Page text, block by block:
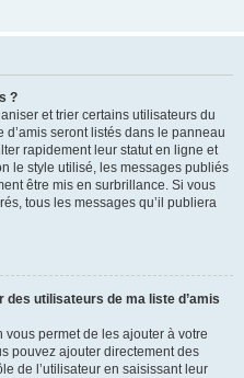
?
et trier certains utilisateurs du
seront listés dans le panneau
rapidement leur statut en ligne et
le style utilisé, les messages publiés
être mis en surbrillance. Si vous
tous les messages qu’il publiera
utilisateurs de ma liste d’amis
vous permet de les ajouter à votre
pouvez ajouter directement des
de l’utilisateur en saisissant leur